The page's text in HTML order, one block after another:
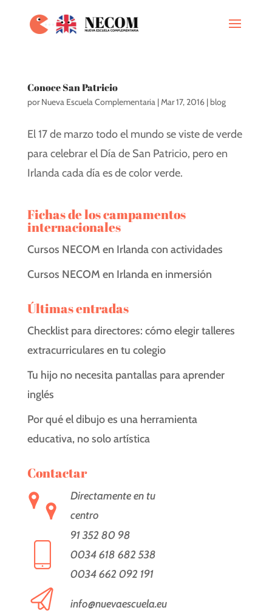
Conoce San Patricio
porNueva Escuela Complementaria|Mar 17, 2016|blog
El 17 de marzo todo el mundo se viste de verde
para celebrar el Día de San Patricio, pero en
Irlanda cada día es de color verde.
Fichas de los campamentos
internacionales
Cursos NECOM en Irlanda con actividades
Cursos NECOM en Irlanda en inmersión
Últimas entradas
Checklist para directores: cómo elegir talleres
extracurriculares en tu colegio
Tu hijo no necesita pantallas para aprender
inglés
Por qué el dibujo es una herramienta
educativa, no solo artística
Contactar
Directamente en tu
centro
91 352 80 98
0034 618 682 538
0034 662 092 191
info@nuevaescuela.eu